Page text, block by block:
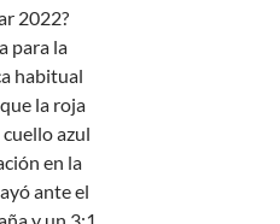
2022?
para la
habitual
la roja
azul
en la
ante el